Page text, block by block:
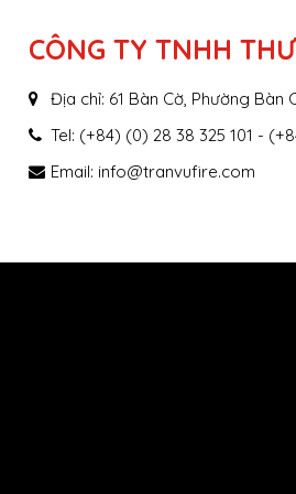
CÔNG TY TNHH
Địa chỉ: 61 Bàn Cờ, Phường Bàn
Tel: (+84) (0) 28 38 325 101 -
Email: info@tranvufire.com